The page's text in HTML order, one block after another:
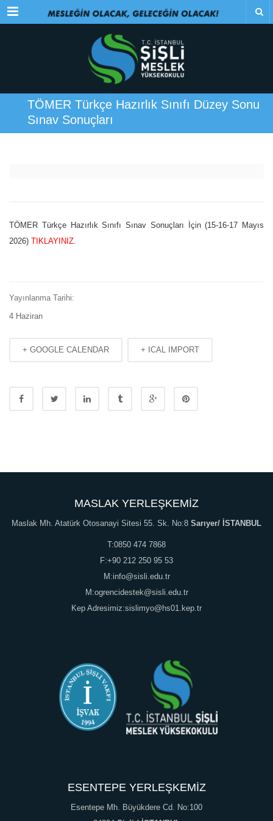
Menu
TÖMER Türkçe Hazırlık Sınıfı Düzey Sonu
Sınav Sonuçları
TÖMER Türkçe Hazırlık Sınıfı Sınav Sonuçları İçin (15-16-17 Mayıs
2026) TIKLAYINIZ.
Yayınlanma Tarihi:
4 Haziran
+ GOOGLE CALENDAR + ICAL IMPORT
MASLAK YERLEŞKEMİZ
Maslak Mh. Atatürk Otosanayi Sitesi 55. Sk. No:8 Sarıyer/ İSTANBUL
T:0850 474 7868
F:+90 212 250 95 53
M:info@sisli.edu.tr
M:ogrencidestek@sisli.edu.tr
Kep Adresimiz:sislimyo@hs01.kep.tr
ESENTEPE YERLEŞKEMİZ
Esentepe Mh. Büyükdere Cd. No:100